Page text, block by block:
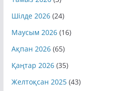
Тамыз 2026(3)
Шілде 2026(24)
Маусым 2026(16)
Ақпан 2026(65)
Қаңтар 2026(35)
Желтоқсан 2025(43)